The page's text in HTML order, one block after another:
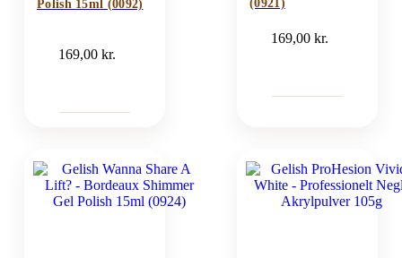
Polish 15ml (0092)
169,00kr.
(0921)
169,00kr.